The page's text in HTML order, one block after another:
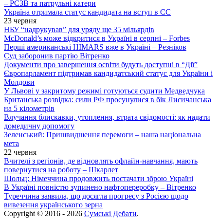
– РСЗВ та патрульні катери
Україна отримала статус кандидата на вступ в ЄС
23 червня
НБУ “надрукував” для уряду ще 35 мільярдів
McDonald’s може відкритися в Україні в серпні – Forbes
Перші американські HIMARS вже в Україні – Резніков
Суд заборонив партію Вітренко
Документи про завершення освіти будуть доступні в “Дії”
Європарламент підтримав кандидатський статус для України і
Молдови
У Львові у закритому режимі готуються судити Медведчука
Британська розвідка: сили РФ просунулися в бік Лисичанська
на 5 кілометрів
Влучання блискавки, утоплення, втрата свідомості: як надати
домедичну допомогу
Зеленський: Пришвидшення перемоги – наша національна
мета
22 червня
Вчителі з регіонів, де відновлять офлайн-навчання, мають
повернутися на роботу – Шкарлет
Шольц: Німеччина продовжить постачати зброю Україні
В Україні повністю зупинено нафтопереробку – Вітренко
Туреччина заявила, що досягла прогресу з Росією щодо
вивезення українського зерна
Copyright © 2016 - 2026 Сумські Дебати.